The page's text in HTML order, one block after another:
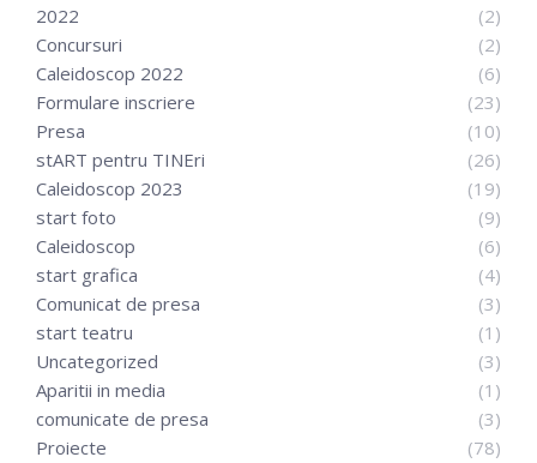
2022
(2)
Concursuri
(2)
Caleidoscop 2022
(6)
Formulare inscriere
(23)
Presa
(10)
stART pentru TINEri
(26)
Caleidoscop 2023
(19)
start foto
(9)
Caleidoscop
(6)
start grafica
(4)
Comunicat de presa
(3)
start teatru
(1)
Uncategorized
(3)
Aparitii in media
(1)
comunicate de presa
(3)
Proiecte
(78)